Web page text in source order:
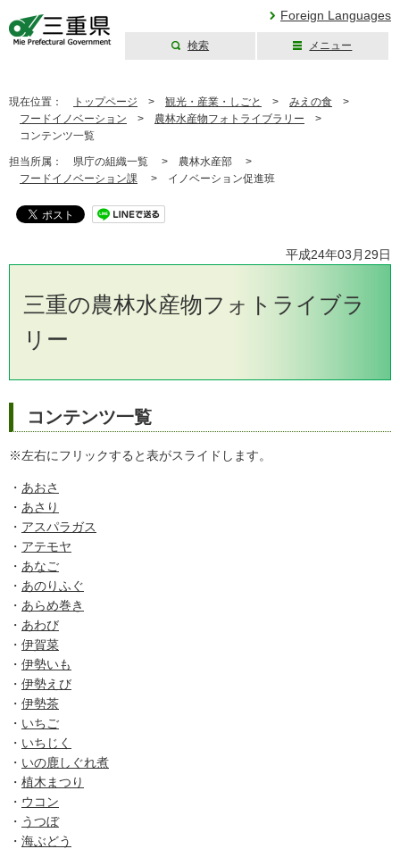
Foreign Languages
検索 メニュー
現在位置： トップページ > 観光・産業・しごと > みえの食 >
フードイノベーション > 農林水産物フォトライブラリー >
コンテンツ一覧
担当所属： 県庁の組織一覧 > 農林水産部 >
フードイノベーション課 > イノベーション促進班
平成24年03月29日
三重の農林水産物フォトライブラ
リー
コンテンツ一覧
※左右にフリックすると表がスライドします。
・ あおさ
・ あさり
・ アスパラガス
・ アテモヤ
・ あなご
・ あのりふぐ
・ あらめ巻き
・ あわび
・ 伊賀菜
・ 伊勢いも
・ 伊勢えび
・ 伊勢茶
・ いちご
・ いちじく
・ いの鹿しぐれ煮
・ 植木まつり
・ ウコン
・ うつぼ
・ 海ぶどう